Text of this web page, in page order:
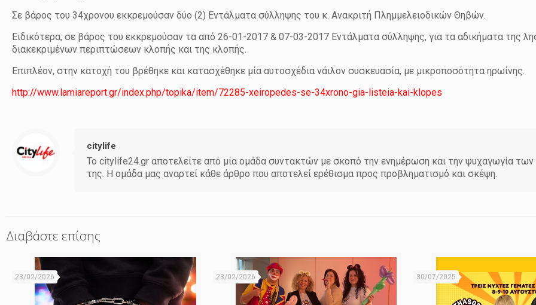
Σε βάρος του 34χρονου εκκρεμούσαν δύο (2) Εντάλματα σύλληψης του κ. Ανακριτή Πλημμελειοδικών Θηβών.
Ειδικότερα, σε βάρος του εκκρεμούσαν τα από 26-01-2017 & 07-03-2017 Εντάλματα σύλληψης, για τα αδικήματα της
διακεκριμένων περιπτώσεων κλοπής και της κλοπής.
Επιπλέον, στην κατοχή του βρέθηκε και κατασχέθηκε μία αυτοσχέδια νάιλον συσκευασία, με μικροποσότητα ηρωίνης.
http://www.lamiareport.gr/index.php/topika/item/72285-xeiropedes-se-34xrono-gia-listeia-kai-klopes
citylife
Το citylife24.gr αποτελείτε από μία ομάδα συντακτών με σκοπό την ενημέρωση και την ψυχαγωγία
της. Η ομάδα μας αναρτεί κάθε άρθρο που αποτελεί ερέθισμα προς προβληματισμό και σκέψη.
Διαβάστε επίσης
23/02/2026 23/02/2026 30/07/2025